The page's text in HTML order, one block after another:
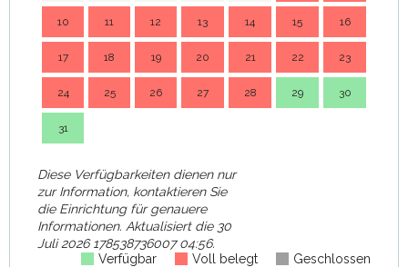
10 11 12 13 14 15 16
17 18 19 20 21 22 23
24 25 26 27 28 29 30
31
Diese Verfügbarkeiten dienen nur
zur Information, kontaktieren Sie
die Einrichtung für genauere
Informationen. Aktualisiert die30
Juli 2026 178538736007 04:56.
Verfügbar
Voll belegt Geschlossen